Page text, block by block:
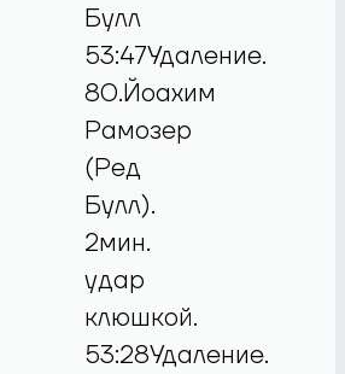
Булл
53:47Удаление.
80.Йоахим
Рамозер
(Ред
Булл).
2мин.
удар
клюшкой.
53:28Удаление.